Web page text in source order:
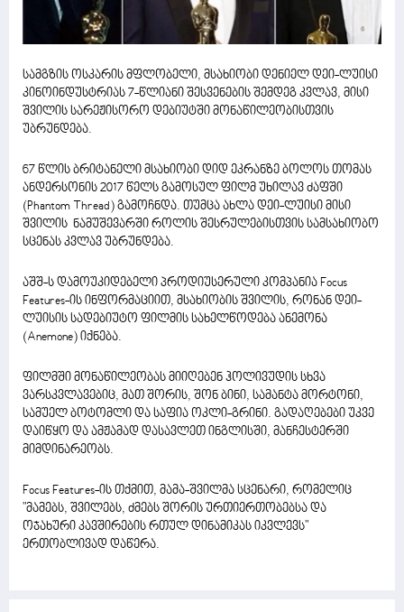
სამგზის ოსკარის მფლობელი, მსახიობი დენიელ დეი-ლუისი
კინოინდუსტრიას 7-წლიანი შესვენების შემდეგ კვლავ, მისი
შვილის სარეჟისორო დებიუტში მონაწილეობისთვის
უბრუნდება.
67 წლის ბრიტანელი მსახიობი დიდ ეკრანზე ბოლოს თომას
ანდერსონის 2017 წელს გამოსულ ფილმ უხილავ ძაფში
(Phantom Thread) გამოჩნდა. თუმცა ახლა დეი-ლუისი მისი
შვილის ნამუშევარში როლის შესრულებისთვის სამსახიობო
სცენას კვლავ უბრუნდება.
აშშ-ს დამოუკიდებელი პროდიუსერული კომპანია Focus
Features-ის ინფორმაციით, მსახიობის შვილის, რონან დეი-
ლუისის სადებიუტო ფილმის სახელწოდება ანემონა
(Anemone) იქნება.
ფილმში მონაწილეობას მიიღებენ ჰოლივუდის სხვა
ვარსკვლავებიც, მათ შორის, შონ ბინი, სამანტა მორტონი,
სამუელ ბოტომლი და საფია ოკლი-გრინი. გადაღებები უკვე
დაიწყო და ამჟამად დასავლეთ ინგლისში, მანჩესტერში
მიმდინარეობს.
Focus Features-ის თქმით, მამა-შვილმა სცენარი, რომელიც
"მამებს, შვილებს, ძმებს შორის ურთიერთობებსა და
ოჯახური კავშირების რთულ დინამიკას იკვლევს"
ერთობლივად დაწერა.